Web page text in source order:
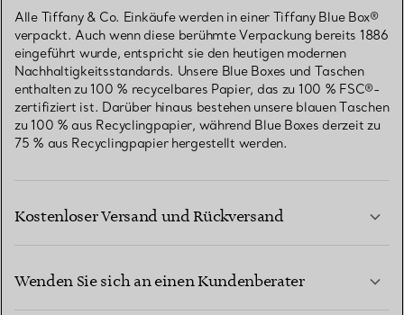
Alle Tiffany & Co. Einkäufe werden in einer Tiffany Blue Box®
verpackt. Auch wenn diese berühmte Verpackung bereits 1886
eingeführt wurde, entspricht sie den heutigen modernen
Nachhaltigkeitsstandards. Unsere Blue Boxes und Taschen
enthalten zu 100 % recycelbares Papier, das zu 100 % FSC®-
zertifiziert ist. Darüber hinaus bestehen unsere blauen Taschen
zu 100 % aus Recyclingpapier, während Blue Boxes derzeit zu
75 % aus Recyclingpapier hergestellt werden.
Kostenloser Versand und Rückversand
Wenden Sie sich an einen Kundenberater